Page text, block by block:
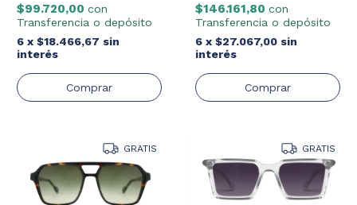
$99.720,00 con
Transferencia o depósito
6 x $18.466,67 sin
interés
$146.161,80 con
Transferencia o depósito
6 x $27.067,00 sin
interés
GRATIS GRATIS